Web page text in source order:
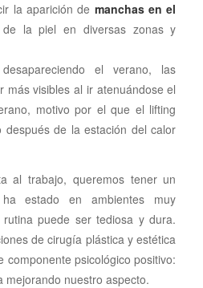
la aparición de manchas en el
de la piel en diversas zonas y
el verano, las
visibles al ir atenuándose el
motivo por el que el lifting
de la estación del calor
al trabajo, queremos tener un
estado en ambientes muy
puede ser tediosa y dura.
de cirugía plástica y estética
componente psicológico positivo:
mejorando nuestro aspecto.